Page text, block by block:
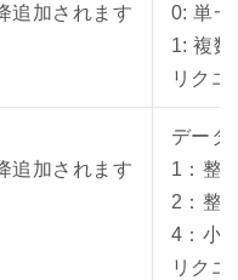
追加されます
0: 単
1: 複
リク
追加されます
データ
1：整
2：整
4：小
リク